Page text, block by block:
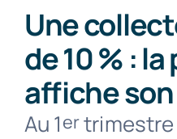
Nos
Une
de 10 % :
affiche
Au 1ertrimestre